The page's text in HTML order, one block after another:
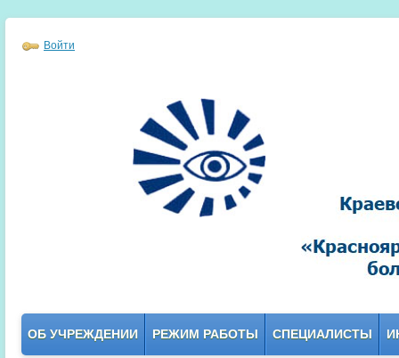
Войти
ОБ УЧРЕЖДЕНИИ РЕЖИМ РАБОТЫ СПЕЦИАЛИСТЫ